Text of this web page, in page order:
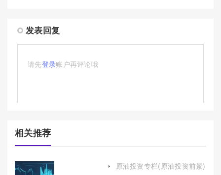
发表回复
请先登录账户再评论哦
相关推荐
原油投资专栏(原油投资前景)